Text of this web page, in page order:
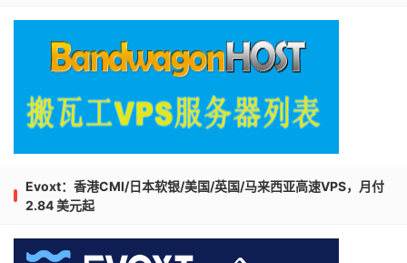
Evoxt：香港CMI/日本软银/美国/英国/马来西亚高速VPS，月付
2.84 美元起